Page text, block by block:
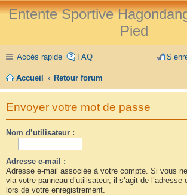
Entente Sportive
Pied
Accès rapide FAQ
Accueil Retour forum
Envoyer votre mot de passe
Nom d’utilisateur :
Adresse e-mail :
Adresse e-mail associée à votre compte. Si vous
via votre panneau d’utilisateur, il s’agit de
lors de votre enregistrement.